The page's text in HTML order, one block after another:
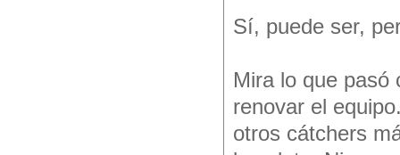
Sí, puede ser,
Mira lo que pasó
renovar el
otros cátchers